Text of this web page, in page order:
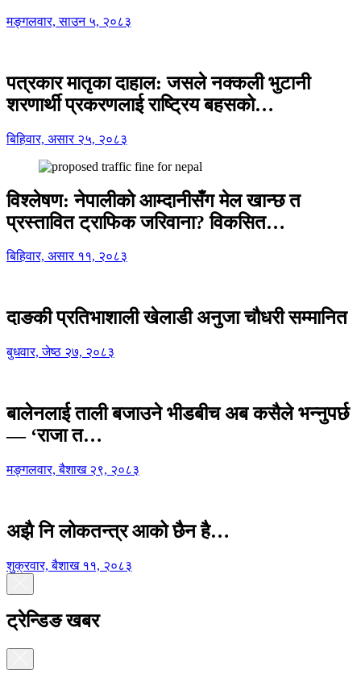
मङ्गलवार, साउन ५, २०८३
पत्रकार मातृका दाहाल: जसले नक्कली भुटानी
शरणार्थी प्रकरणलाई राष्ट्रिय बहसको…
बिहिवार, असार २५, २०८३
विश्लेषण: नेपालीको आम्दानीसँग मेल खान्छ त
प्रस्तावित ट्राफिक जरिवाना? विकसित…
बिहिवार, असार ११, २०८३
दाङकी प्रतिभाशाली खेलाडी अनुजा चौधरी सम्मानित
बुधवार, जेष्ठ २७, २०८३
बालेनलाई ताली बजाउने भीडबीच अब कसैले भन्नुपर्छ
— ‘राजा त…
मङ्गलवार, बैशाख २९, २०८३
अझै नि लोकतन्त्र आको छैन है…
शुक्रवार, बैशाख ११, २०८३
ट्रेन्डिङ खबर